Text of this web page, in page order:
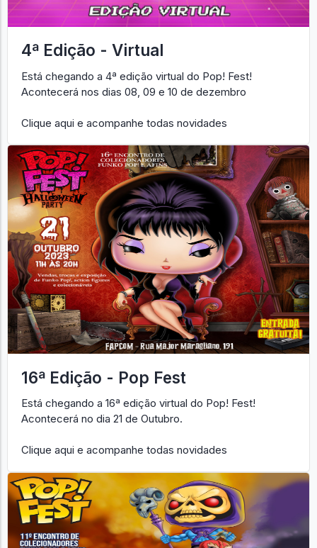
4ª Edição - Virtual
Está chegando a 4ª edição virtual do Pop! Fest!
Acontecerá nos dias 08, 09 e 10 de dezembro
Clique aqui e acompanhe todas novidades
16ª Edição - Pop Fest
Está chegando a 16ª edição virtual do Pop! Fest!
Acontecerá no dia 21 de Outubro.
Clique aqui e acompanhe todas novidades